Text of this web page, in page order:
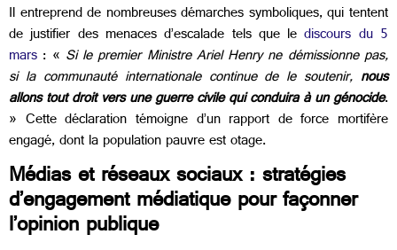
Il entreprend de nombreuses démarches symboliques, qui tentent
de justifier des menaces d’escalade tels que lediscours du 5
mars : « Si le premier Ministre Ariel Henry ne démissionne pas,
si la communauté internationale continue de le soutenir, nous
allons tout droit vers une guerre civile qui conduira à un génocide.
» Cette déclaration témoigne d’un rapport de force mortifère
engagé, dont la population pauvre est otage.
Médias et réseaux sociaux : stratégies
d’engagement médiatique pour façonner
l’opinion publique